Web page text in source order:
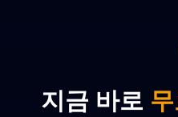
지금 바로